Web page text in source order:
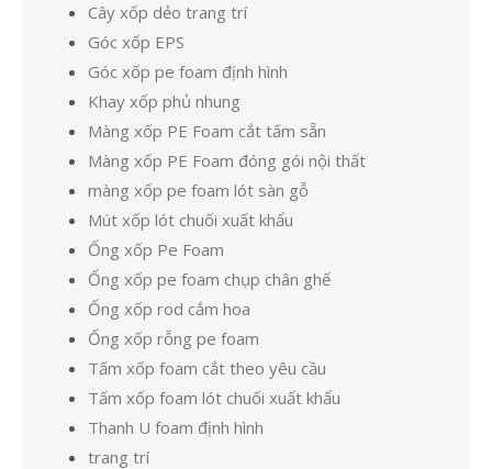
Cây xốp dẻo trang trí
Góc xốp EPS
Góc xốp pe foam định hình
Khay xốp phủ nhung
Màng xốp PE Foam cắt tấm sẵn
Màng xốp PE Foam đóng gói nội thất
màng xốp pe foam lót sàn gỗ
Mút xốp lót chuối xuất khẩu
Ống xốp Pe Foam
Ống xốp pe foam chụp chân ghế
Ống xốp rod cắm hoa
Ống xốp rỗng pe foam
Tấm xốp foam cắt theo yêu cầu
Tấm xốp foam lót chuối xuất khẩu
Thanh U foam định hình
trang trí